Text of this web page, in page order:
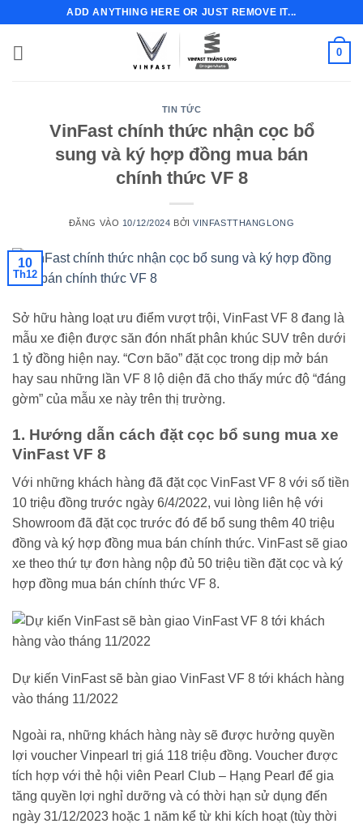
nội
ADD ANYTHING HERE OR JUST REMOVE IT...
0
TIN TỨC
VinFast chính thức nhận cọc bổ
sung và ký hợp đồng mua bán
chính thức VF 8
ĐĂNG VÀO 10/12/2024 BỞIVINFASTTHANGLONG
10
Th12
Sở hữu hàng loạt ưu điểm vượt trội, VinFast VF 8 đang là
mẫu xe điện được săn đón nhất phân khúc SUV trên dưới
1 tỷ đồng hiện nay. “Cơn bão” đặt cọc trong dịp mở bán
hay sau những lần VF 8 lộ diện đã cho thấy mức độ “đáng
gờm” của mẫu xe này trên thị trường.
1. Hướng dẫn cách đặt cọc bổ sung mua xe
VinFast VF 8
Với những khách hàng đã đặt cọc VinFast VF 8 với số tiền
10 triệu đồng trước ngày 6/4/2022, vui lòng liên hệ với
Showroom đã đặt cọc trước đó để bổ sung thêm 40 triệu
đồng và ký hợp đồng mua bán chính thức. VinFast sẽ giao
xe theo thứ tự đơn hàng nộp đủ 50 triệu tiền đặt cọc và ký
hợp đồng mua bán chính thức VF 8.
Dự kiến VinFast sẽ bàn giao VinFast VF 8 tới khách hàng
vào tháng 11/2022
Ngoài ra, những khách hàng này sẽ được hưởng quyền
lợi voucher Vinpearl trị giá 118 triệu đồng. Voucher được
tích hợp với thẻ hội viên Pearl Club – Hạng Pearl để gia
tăng quyền lợi nghỉ dưỡng và có thời hạn sử dụng đến
ngày 31/12/2023 hoặc 1 năm kể từ khi kích hoạt (tùy thời